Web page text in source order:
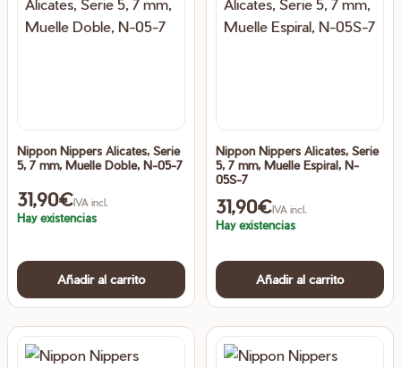
Nippon Nippers Alicates, Serie
5, 7 mm, Muelle Doble, N-05-7
31,90€IVA incl.
Hay existencias
Añadir al carrito
Nippon Nippers Alicates, Serie
5, 7 mm, Muelle Espiral, N-
05S-7
31,90€IVA incl.
Hay existencias
Añadir al carrito